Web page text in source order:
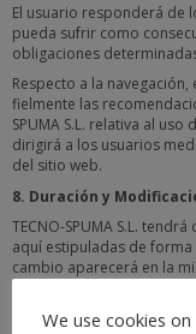
El usuario responderá de
pueda sufrir como
obligaciones
Respecto a la
fielmente las
SPUMA S.L. relativa al uso
dirigirá a los usuarios
del sitio web.
8. Duración y
TECNO-SPUMA S.L.
aquí estipuladas de
cambio aparecerá en la
La vigencia temporal de
We use cookies